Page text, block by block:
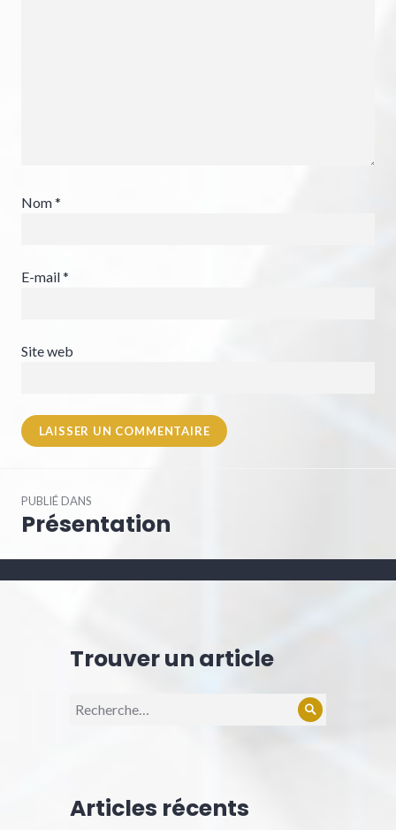
Nom*
E-mail*
Site web
dePUBLIÉ DANS
Présentation
Trouver un article
Recherche
Rechercher
Articles récents